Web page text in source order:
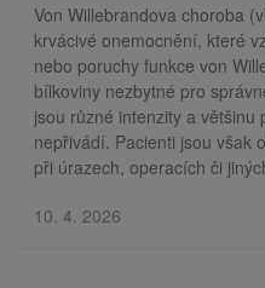
Von Willebrandova choroba
krvácivé onemocnění, které
nebo poruchy funkce von
bílkoviny nezbytné pro
jsou různé intenzity a většinu
nepřivádí. Pacienti jsou však
při úrazech, operacích či
10. 4. 2026